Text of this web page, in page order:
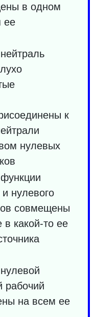
в одном
ее
к
нулевых
нулевого
совмещены
какой-то ее
рабочий
на всем ее